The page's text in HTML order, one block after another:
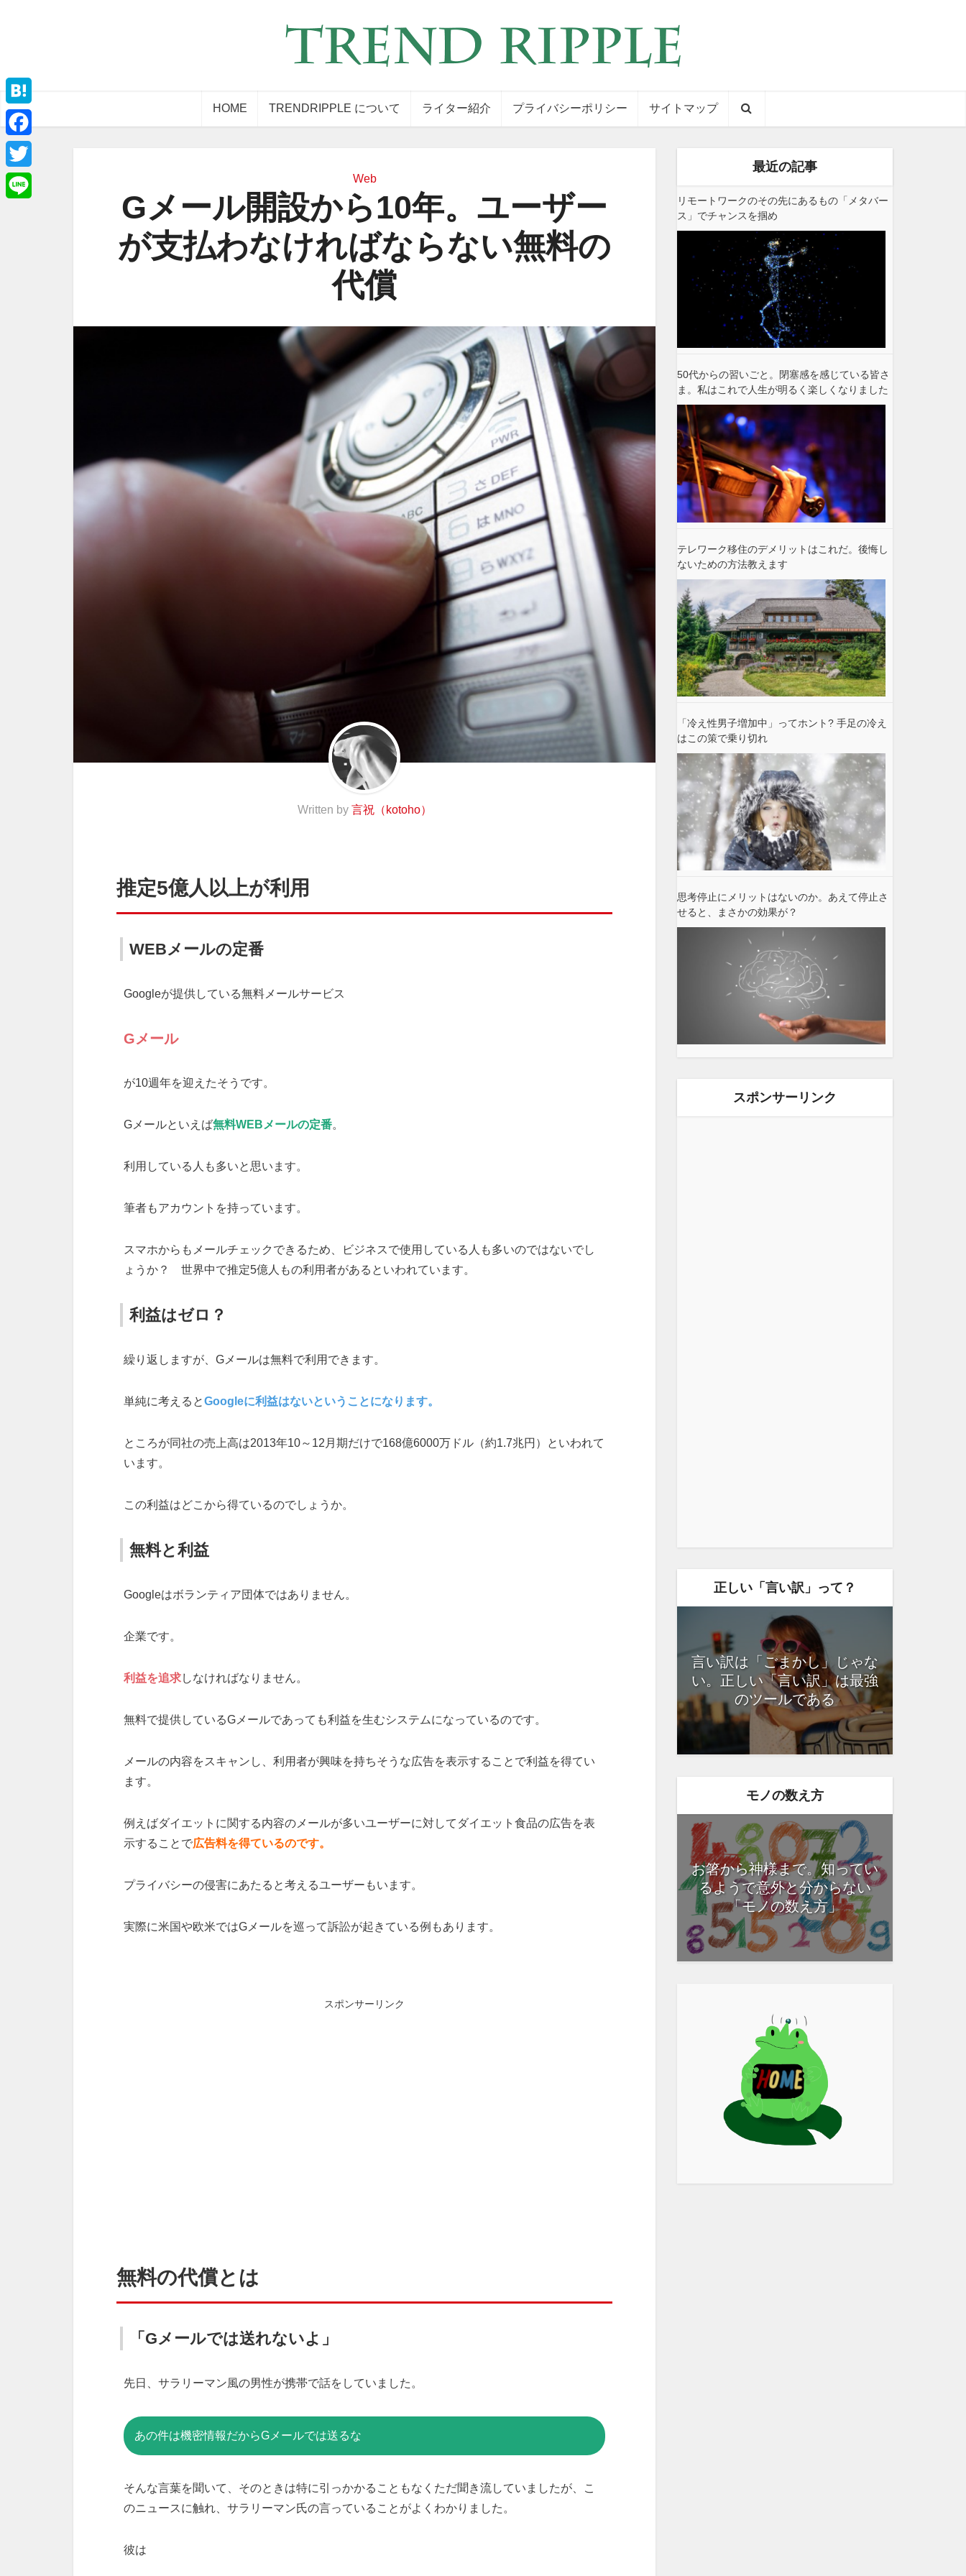
HOME TRENDRIPPLE について ライター紹介 プライバシーポリシー サイトマップ
Web
Gメール開設から10年。ユーザー
が支払わなければならない無料の
代償
Written by 言祝（kotoho）
推定5億人以上が利用
WEBメールの定番
Googleが提供している無料メールサービス
Gメール
が10週年を迎えたそうです。
Gメールといえば無料WEBメールの定番。
利用している人も多いと思います。
筆者もアカウントを持っています。
スマホからもメールチェックできるため、ビジネスで使用している人も多いのではないでし
ょうか？ 世界中で推定5億人もの利用者があるといわれています。
利益はゼロ？
繰り返しますが、Gメールは無料で利用できます。
単純に考えるとGoogleに利益はないということになります。
ところが同社の売上高は2013年10～12月期だけで168億6000万ドル（約1.7兆円）といわれて
います。
この利益はどこから得ているのでしょうか。
無料と利益
Googleはボランティア団体ではありません。
企業です。
利益を追求しなければなりません。
無料で提供しているGメールであっても利益を生むシステムになっているのです。
メールの内容をスキャンし、利用者が興味を持ちそうな広告を表示することで利益を得てい
ます。
例えばダイエットに関する内容のメールが多いユーザーに対してダイエット食品の広告を表
示することで広告料を得ているのです。
プライバシーの侵害にあたると考えるユーザーもいます。
実際に米国や欧米ではGメールを巡って訴訟が起きている例もあります。
スポンサーリンク
無料の代償とは
「Gメールでは送れないよ」
先日、サラリーマン風の男性が携帯で話をしていました。
あの件は機密情報だからGメールでは送るな
そんな言葉を聞いて、そのときは特に引っかかることもなくただ聞き流していましたが、こ
のニュースに触れ、サラリーマン氏の言っていることがよくわかりました。
彼は
最近の記事
リモートワークのその先にあるもの「メタバー
ス」でチャンスを掴め
50代からの習いごと。閉塞感を感じている皆さ
ま。私はこれで人生が明るく楽しくなりました
テレワーク移住のデメリットはこれだ。後悔し
ないための方法教えます
「冷え性男子増加中」ってホント? 手足の冷え
はこの策で乗り切れ
思考停止にメリットはないのか。あえて停止さ
せると、まさかの効果が？
スポンサーリンク
正しい「言い訳」って？
言い訳は「ごまかし」じゃな
い。正しい「言い訳」は最強
のツールである
モノの数え方
お箸から神様まで。知ってい
るようで意外と分からない
「モノの数え方」
Hatena
Facebook
Twitter